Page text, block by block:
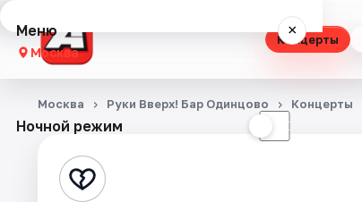
Концерты
Меню ×
Москва
Концерты
Стендап
Ночной режим ☾
Москва Руки Вверх! Бар Одинцово Концерты